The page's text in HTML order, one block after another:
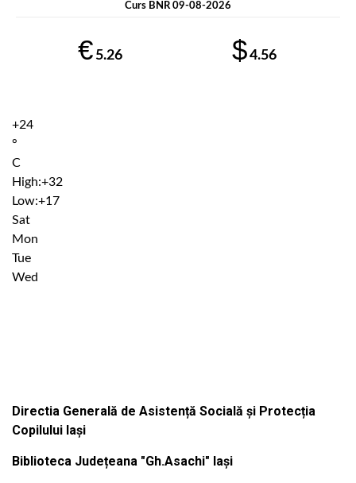
Curs BNR 09-08-2026
€ 5.26 $4.56
+24
°
C
High:+32
Low:+17
Sat
Mon
Tue
Wed
Directia Generală de Asistență Socială și Protecția
Copilului Iași
Biblioteca Județeana "Gh.Asachi" Iași